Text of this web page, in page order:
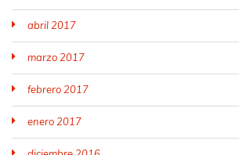
abril 2017
marzo 2017
febrero 2017
enero 2017